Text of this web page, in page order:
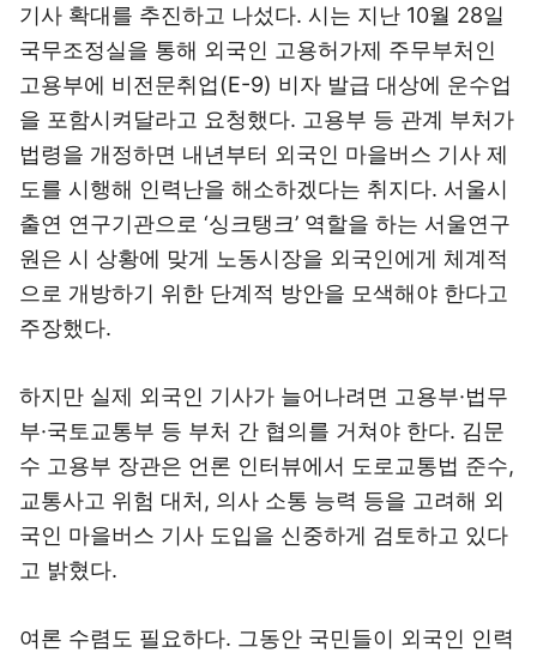
기사 확대를 추진하고 나섰다. 시는 지난 10월 28일
국무조정실을 통해 외국인 고용허가제 주무부처인
고용부에 비전문취업(E-9) 비자 발급 대상에 운수업
을 포함시켜달라고 요청했다. 고용부 등 관계 부처가
법령을 개정하면 내년부터 외국인 마을버스 기사 제
도를 시행해 인력난을 해소하겠다는 취지다. 서울시
출연 연구기관으로 ‘싱크탱크’ 역할을 하는 서울연구
원은 시 상황에 맞게 노동시장을 외국인에게 체계적
으로 개방하기 위한 단계적 방안을 모색해야 한다고
주장했다.
하지만 실제 외국인 기사가 늘어나려면 고용부·법무
부·국토교통부 등 부처 간 협의를 거쳐야 한다. 김문
수 고용부 장관은 언론 인터뷰에서 도로교통법 준수,
교통사고 위험 대처, 의사 소통 능력 등을 고려해 외
국인 마을버스 기사 도입을 신중하게 검토하고 있다
고 밝혔다.
여론 수렴도 필요하다. 그동안 국민들이 외국인 인력